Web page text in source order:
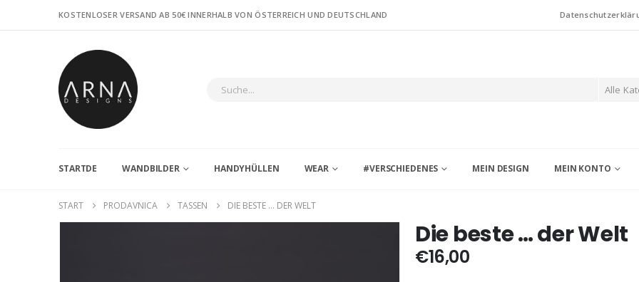
KOSTENLOSER VERSAND AB 50€ INNERHALB VON ÖSTERREICH UND DEUTSCHLAND
Alle
STARTDE WANDBILDER HANDYHÜLLEN WEAR #VERSCHIEDENES MEIN DESIGN MEIN KONTO
START PRODAVNICA TASSEN DIE BESTE … DER WELT
Die beste … der Welt
€16,00